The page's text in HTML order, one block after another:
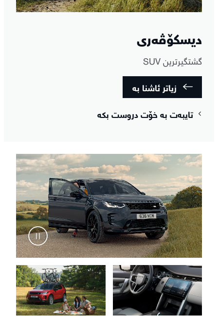
دیسکۆڤەری
گشتگیرترین SUV
زیاتر ئاشنا بە
تایبەت بە خۆت دروست بکە